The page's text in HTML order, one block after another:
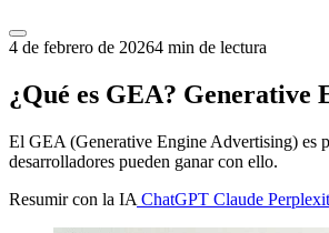
4 de febrero de 20264 min de lectura
¿Qué es GEA? Generative
El GEA (Generative Engine Advertising) es
desarrolladores pueden ganar con ello.
Resumir con la IA ChatGPT Claude